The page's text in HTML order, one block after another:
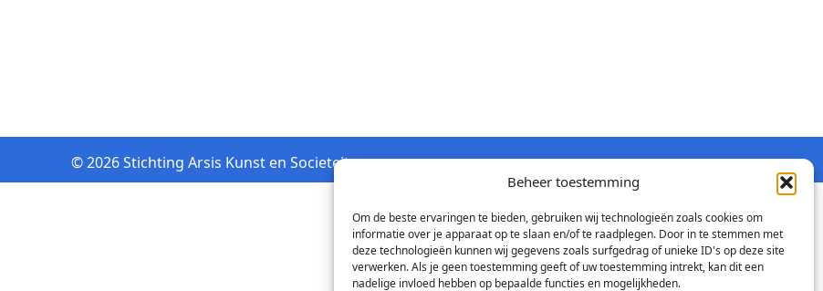
Beheer toestemming
Om de beste ervaringen te bieden, gebruiken wij technologieën zoals cookies om
informatie over je apparaat op te slaan en/of te raadplegen. Door in te stemmen met
deze technologieën kunnen wij gegevens zoals surfgedrag of unieke ID's op deze site
verwerken. Als je geen toestemming geeft of uw toestemming intrekt, kan dit een
nadelige invloed hebben op bepaalde functies en mogelijkheden.
© 2026 Stichting Arsis Kunst en Societeit